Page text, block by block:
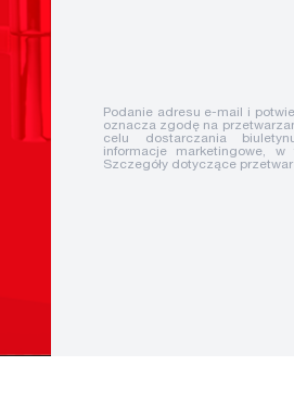
Podanie adresu e-mail i
oznacza zgodę na
celu dostarczania
informacje marketingowe,
Szczegóły dotyczące